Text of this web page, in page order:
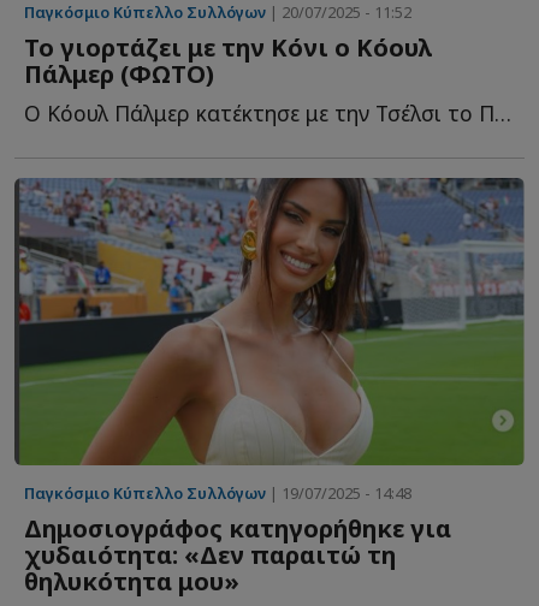
Παγκόσμιο Κύπελλο Συλλόγων | 20/07/2025 - 11:52
Το γιορτάζει με την Κόνι ο Κόουλ
Πάλμερ (ΦΩΤΟ)
Ο Κόουλ Πάλμερ κατέκτησε με την Τσέλσι το Παγκόσμιο Κ...
Παγκόσμιο Κύπελλο Συλλόγων | 19/07/2025 - 14:48
Δημοσιογράφος κατηγορήθηκε για
χυδαιότητα: «Δεν παραιτώ τη
θηλυκότητα μου»